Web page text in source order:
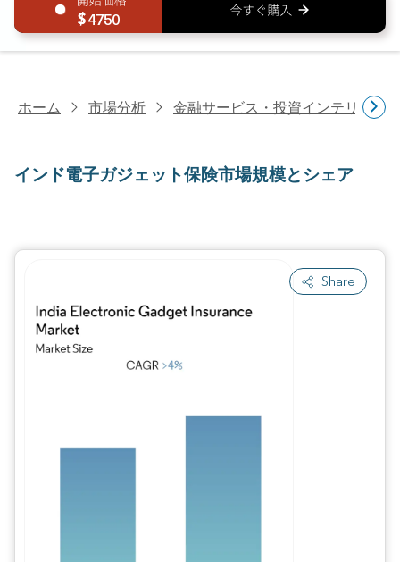
4750
ホーム 市場分析 金融サービス・投資インテリジェ
インド電子ガジェット保険市場規模とシェア
Share